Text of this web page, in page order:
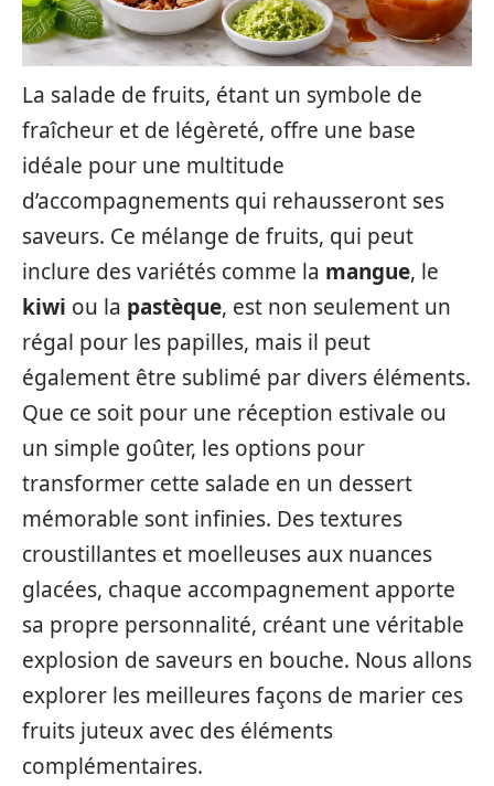
La salade de fruits, étant un symbole de
fraîcheur et de légèreté, offre une base
idéale pour une multitude
d’accompagnements qui rehausseront ses
saveurs. Ce mélange de fruits, qui peut
inclure des variétés comme la mangue, le
kiwi ou la pastèque, est non seulement un
régal pour les papilles, mais il peut
également être sublimé par divers éléments.
Que ce soit pour une réception estivale ou
un simple goûter, les options pour
transformer cette salade en un dessert
mémorable sont infinies. Des textures
croustillantes et moelleuses aux nuances
glacées, chaque accompagnement apporte
sa propre personnalité, créant une véritable
explosion de saveurs en bouche. Nous allons
explorer les meilleures façons de marier ces
fruits juteux avec des éléments
complémentaires.